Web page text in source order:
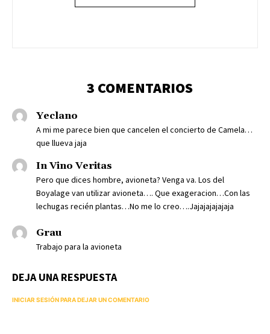
3 COMENTARIOS
Yeclano
A mi me parece bien que cancelen el concierto de Camela…
que llueva jaja
In Vino Veritas
Pero que dices hombre, avioneta? Venga va. Los del
Boyalage van utilizar avioneta…. Que exageracion…Con las
lechugas recién plantas…No me lo creo….Jajajajajajaja
Grau
Trabajo para la avioneta
DEJA UNA RESPUESTA
INICIAR SESIÓN PARA DEJAR UN COMENTARIO